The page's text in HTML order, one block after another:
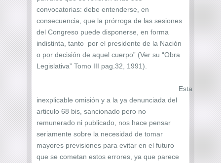
convocatorias: debe entenderse, en
consecuencia, que la prórroga de las sesiones
del Congreso puede disponerse, en forma
indistinta, tanto por el presidente de la Nación
o por decisión de aquel cuerpo” (Ver su “Obra
Legislativa” Tomo III pag.32, 1991).
Esta
inexplicable omisión y a la ya denunciada del
articulo 68 bis, sancionado pero no
remunerado ni publicado, nos hace pensar
seriamente sobre la necesidad de tomar
mayores previsiones para evitar en el futuro
que se cometan estos errores, ya que parece